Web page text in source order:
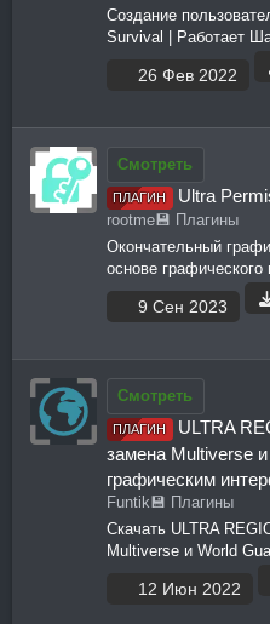
Создание
Survival | Работает
26 Фев 2022
Смотреть
ПЛАГИН Ultra
rootme💾 Плагины
Окончательный
основе
9 Сен 2023
Смотреть
ПЛАГИН
ULTRA
замена Multiverse
графическим
Funtik💾 Плагины
Скачать ULTRA
Multiverse и World
12 Июн 2022